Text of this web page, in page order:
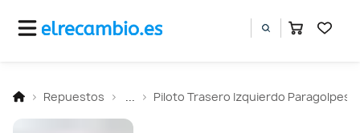
Repuestos Piloto Trasero Izquierdo Paragolpes